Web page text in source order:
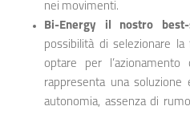
nei movimenti.
Bi-Energy il nostro best-
possibilità di selezionare
optare per
rappresenta una soluzione
autonomia, assenza di